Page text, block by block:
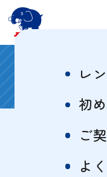
レ
初
ご
よ